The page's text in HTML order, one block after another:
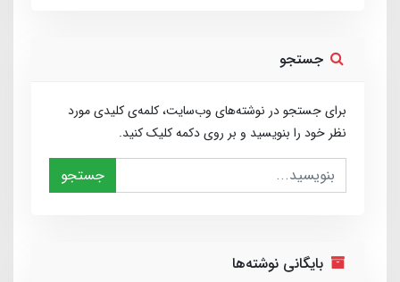
جستجو
برای جستجو در نوشته‌های وب‌سایت، کلمه‌ی کلیدی مورد
نظر خود را بنویسید و بر روی دکمه کلیک کنید.
جستجو
بایگانی نوشته‌ها